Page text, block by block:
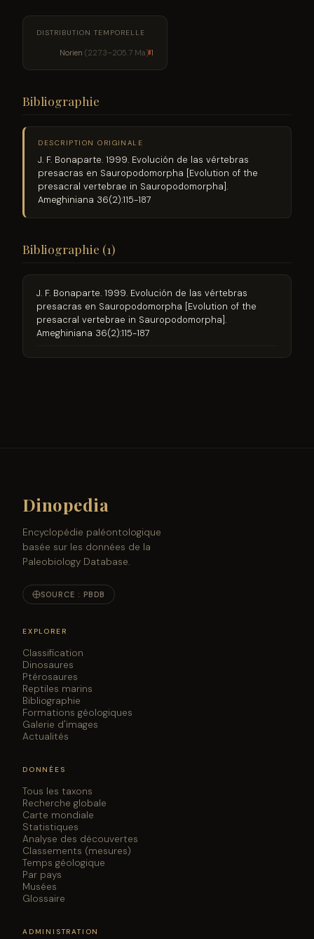
DISTRIBUTION TEMPORELLE
Norien (227.3–205.7 Ma) 1
Bibliographie
DESCRIPTION ORIGINALE
J. F. Bonaparte. 1999. Evolución de las vértebras
presacras en Sauropodomorpha [Evolution of the
presacral vertebrae in Sauropodomorpha].
Ameghiniana 36(2):115-187
Bibliographie (1)
J. F. Bonaparte. 1999. Evolución de las vértebras
presacras en Sauropodomorpha [Evolution of the
presacral vertebrae in Sauropodomorpha].
Ameghiniana 36(2):115-187
Dinopedia
Encyclopédie paléontologique
basée sur les données de la
Paleobiology Database.
SOURCE : PBDB
EXPLORER
Classification
Dinosaures
Ptérosaures
Reptiles marins
Bibliographie
Formations géologiques
Galerie d'images
Actualités
DONNÉES
Tous les taxons
Recherche globale
Carte mondiale
Statistiques
Analyse des découvertes
Classements (mesures)
Temps géologique
Par pays
Musées
Glossaire
ADMINISTRATION